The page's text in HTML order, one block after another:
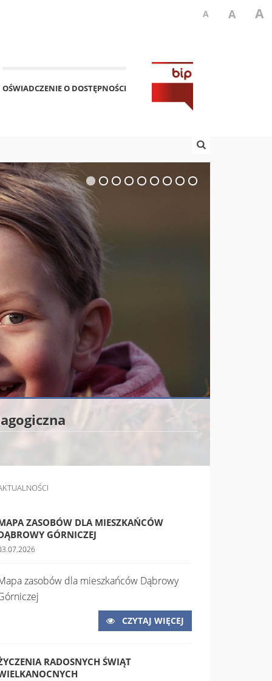
A A A
OŚWIADCZENIE O DOSTĘPNOŚCI
ZASOBÓW DLA MIESZKAŃCÓW
GÓRNICZEJ
zasobów dla mieszkańców Dąbrowy
CZYTAJ WIĘCEJ
RADOSNYCH ŚWIĄT